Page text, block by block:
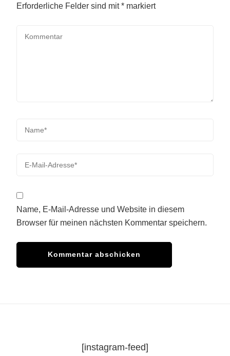
Erforderliche Felder sind mit* markiert
Name, E-Mail-Adresse und Website in diesem
Browser für meinen nächsten Kommentar speichern.
[instagram-feed]